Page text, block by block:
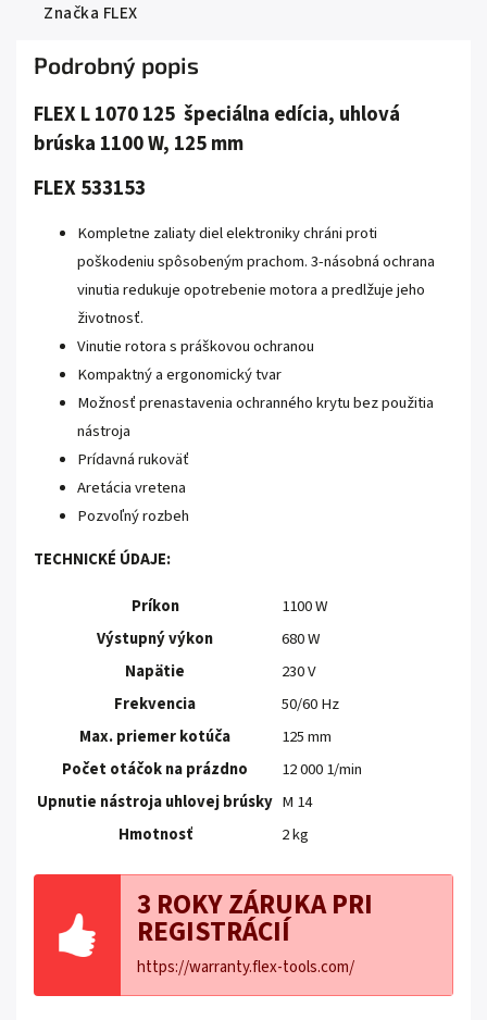
Značka FLEX
Podrobný popis
FLEX L 1070 125 špeciálna edícia, uhlová
brúska 1100 W, 125 mm
FLEX 533153
Kompletne zaliaty diel elektroniky chráni proti
poškodeniu spôsobeným prachom. 3-násobná ochrana
vinutia redukuje opotrebenie motora a predlžuje jeho
životnosť.
Vinutie rotora s práškovou ochranou
Kompaktný a ergonomický tvar
Možnosť prenastavenia ochranného krytu bez použitia
nástroja
Prídavná rukoväť
Aretácia vretena
Pozvoľný rozbeh
TECHNICKÉ ÚDAJE:
Príkon
1100 W
Výstupný výkon
680 W
Napätie
230 V
Frekvencia
50/60 Hz
Max. priemer kotúča
125 mm
Počet otáčok na prázdno
12 000 1/min
Upnutie nástroja uhlovej brúsky M 14
Hmotnosť
2 kg
3 ROKY ZÁRUKA PRI
REGISTRÁCIÍ
https://warranty.flex-tools.com/